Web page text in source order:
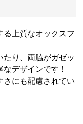
る上質なオックスフ
たり、両脇がガゼッ
デザインです！
さにも配慮されてい